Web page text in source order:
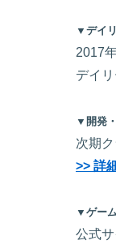
▼デイ
2017
デイ
▼開発
次期
>> 詳
▼ゲー
公式